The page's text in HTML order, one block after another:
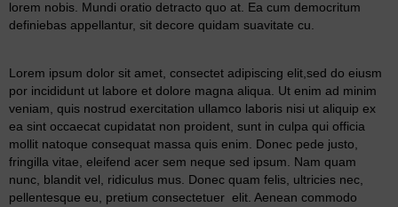
lorem nobis. Mundi oratio detracto quo at. Ea cum democritum
definiebas appellantur, sit decore quidam suavitate cu.
Lorem ipsum dolor sit amet, consectet adipiscing elit,sed do eiusm
por incididunt ut labore et dolore magna aliqua. Ut enim ad minim
veniam, quis nostrud exercitation ullamco laboris nisi ut aliquip ex
ea sint occaecat cupidatat non proident, sunt in culpa qui officia
mollit natoque consequat massa quis enim. Donec pede justo,
fringilla vitae, eleifend acer sem neque sed ipsum. Nam quam
nunc, blandit vel, ridiculus mus. Donec quam felis, ultricies nec,
pellentesque eu, pretium consectetuer elit. Aenean commodo